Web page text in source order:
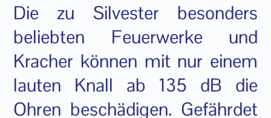
Die zu Silvester besonders
beliebten Feuerwerke und
Kracher können mit nur einem
lauten Knall ab 135 dB die
Ohren beschädigen. Gefährdet